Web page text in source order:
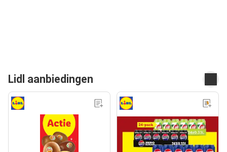
Lidl aanbiedingen